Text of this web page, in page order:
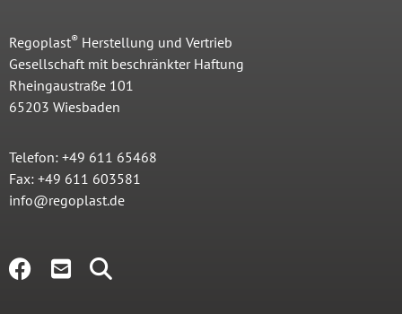
Regoplast® Herstellung und Vertrieb
Gesellschaft mit beschränkter Haftung
Rheingaustraße 101
65203 Wiesbaden
Telefon: +49 611 65468
Fax: +49 611 603581
info@regoplast.de